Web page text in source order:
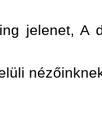
jelenet, A